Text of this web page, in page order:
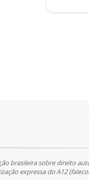
brasileira sobre direito
expressa do A12